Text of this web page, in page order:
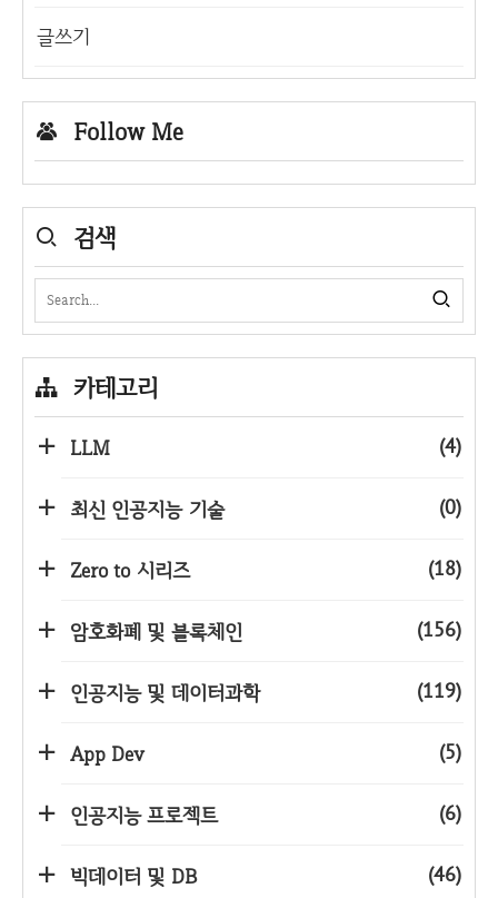
글쓰기
Follow Me
검색
카테고리
LLM (4)
최신 인공지능 기술 (0)
Zero to 시리즈 (18)
암호화폐 및 블록체인 (156)
인공지능 및 데이터과학 (119)
App Dev (5)
인공지능 프로젝트 (6)
빅데이터 및 DB (46)